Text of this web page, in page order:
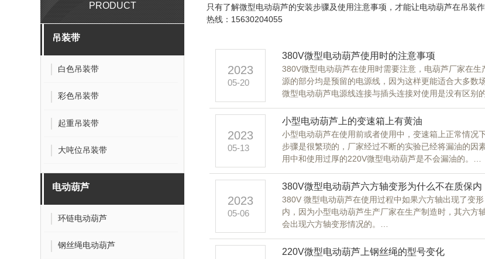
PRODUCT
吊装带
白色吊装带
彩色吊装带
起重吊装带
大吨位吊装带
电动葫芦
环链电动葫芦
钢丝绳电动葫芦
只有了解微型电动葫芦的安装步骤及使用注意事项，才能让电动葫芦在吊装
热线：15630204055
2023
05-20
380V微型电动葫芦使用时的注意事项
380V微型电动葫芦在使用时需要注意，电葫芦厂家在
源的部分均是预留的电源线，因为这样更能适合大多数
微型电动葫芦电源线连接与插头连接对使用是没有区别
并且需要对连接的部分进行处理，避免出现漏电的现象。
2023
05-13
小型电动葫芦上的变速箱上有黄油
小型电动葫芦在使用前或者使用中，变速箱上正常情况
步骤是很繁琐的，厂家经过不断的实验已经将漏油的因
用中和使用过厚的220V微型电动葫芦是不会漏油的。
运作后，黄油不会通过缝隙渗漏出来，并且在组装完成后
2023
05-06
380V微型电动葫芦六方轴变形为什么不在质保内
380V 微型电动葫芦在使用过程中如果六方轴出现了变
内，因为小型电动葫芦生产厂家在生产制造时，其六方
会出现六方轴变形情况的。
为钢材质的六方轴，如果不出现超吨位使用且超出很多
220V微型电动葫芦上钢丝绳的型号变化